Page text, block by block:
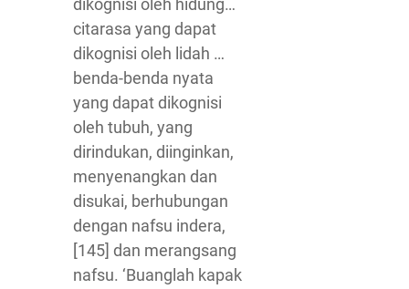
dikognisi oleh hidung…
citarasa yang dapat
dikognisi oleh lidah …
benda-benda nyata
yang dapat dikognisi
oleh tubuh, yang
dirindukan, diinginkan,
menyenangkan dan
disukai, berhubungan
dengan nafsu indera,
[145] dan merangsang
nafsu. ‘Buanglah kapak